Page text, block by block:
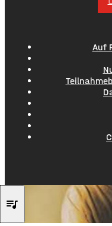
Auf
queue_music